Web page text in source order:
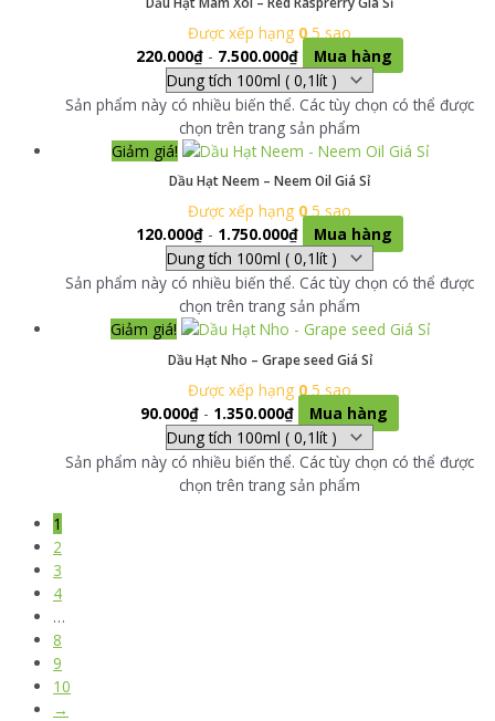
Được xếp hạng 0 5 sao
220.000₫- 7.500.000₫ Mua hàng
Sản phẩm này có nhiều biến thể. Các tùy chọn có thể được
chọn trên trang sản phẩm
Giảm giá!
Dầu Hạt Neem – Neem Oil Giá Sỉ
Được xếp hạng 05 sao
120.000₫- 1.750.000₫ Mua hàng
Sản phẩm này có nhiều biến thể. Các tùy chọn có thể được
chọn trên trang sản phẩm
Giảm giá!
Dầu Hạt Nho – Grape seed Giá Sỉ
Được xếp hạng 05 sao
90.000₫- 1.350.000₫ Mua hàng
Sản phẩm này có nhiều biến thể. Các tùy chọn có thể được
chọn trên trang sản phẩm
1
2
3
4
…
8
9
10
→